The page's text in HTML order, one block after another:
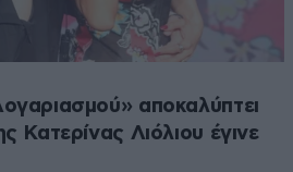
αποκαλύπτει
Κατερίνας Λιόλιου έγινε